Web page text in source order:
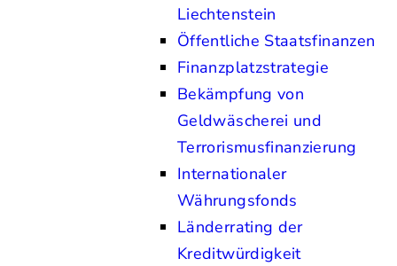
Liechtenstein
Öffentliche Staatsfinanzen
Finanzplatzstrategie
Bekämpfung von
Geldwäscherei und
Terrorismusfinanzierung
Internationaler
Währungsfonds
Länderrating der
Kreditwürdigkeit